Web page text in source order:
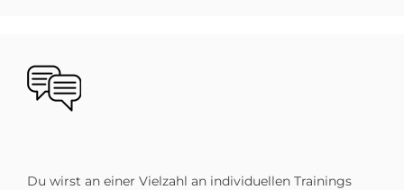
Bild
Du wirst an einer Vielzahl an individuellen Trainings